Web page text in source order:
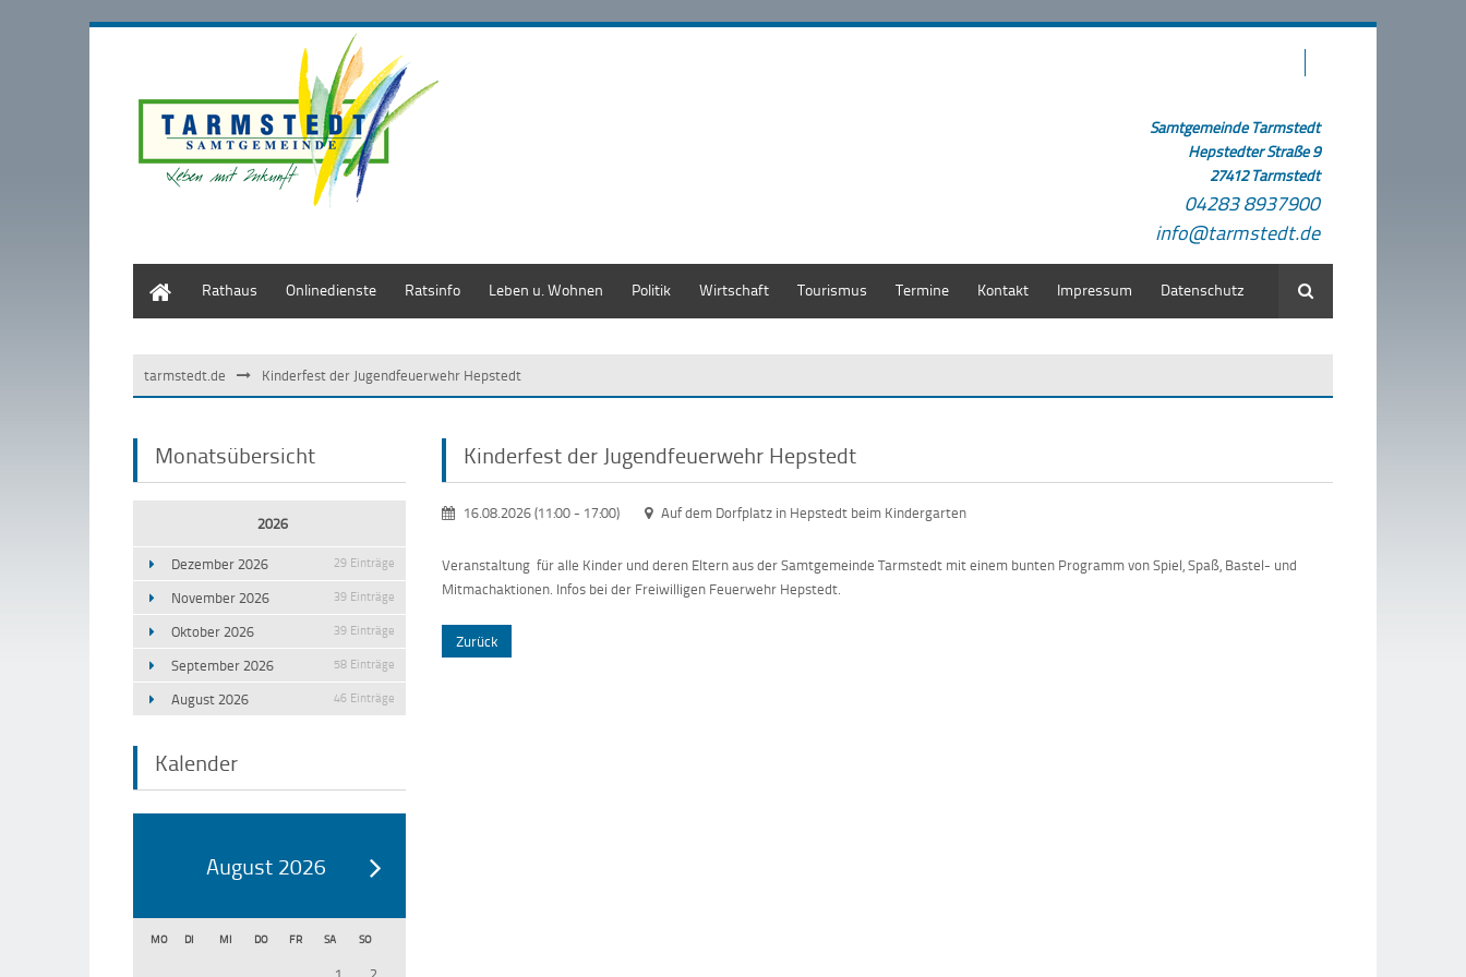
Samtgemeinde Tarmstedt
Hepstedter Straße 9
27412 Tarmstedt
04283 8937900
info@tarmstedt.de
Rathaus Onlinedienste Ratsinfo Leben u. Wohnen Politik Wirtschaft Tourismus Termine Kontakt Impressum Datenschutz Suche
tarmstedt.de Kinderfest der Jugendfeuerwehr Hepstedt
Monatsübersicht
2026
Dezember 2026 29 Einträge
November 2026 39 Einträge
Oktober 2026 39 Einträge
September 2026 58 Einträge
August 2026 46 Einträge
Kalender
August 2026
MO DI MI DO FR SA SO
Kinderfest der Jugendfeuerwehr Hepstedt
16.08.2026 (11:00- 17:00) Auf dem Dorfplatz in Hepstedt beim Kindergarten
Veranstaltung für alle Kinder und deren Eltern aus der Samtgemeinde Tarmstedt mit einem bunten Programm von Spiel, Spaß, Bastel- und
Mitmachaktionen. Infos bei der Freiwilligen Feuerwehr Hepstedt.
Zurück